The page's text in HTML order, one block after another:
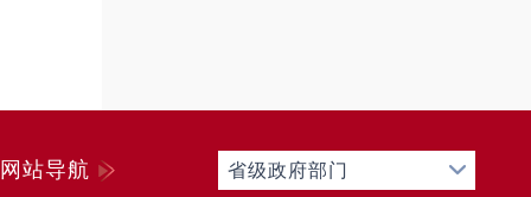
网站导航 省级政府部门